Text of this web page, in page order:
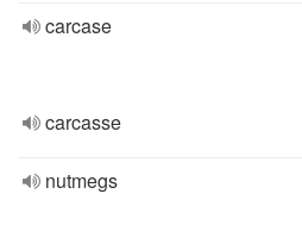
carcase
carcasse
nutmegs